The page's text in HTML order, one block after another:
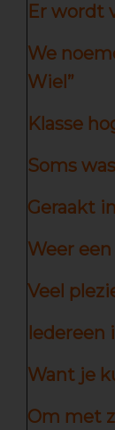
Er wordt
We
Wiel”
Klasse
Soms
Geraakt
Weer
Veel
Iedereen
Want je
Om met